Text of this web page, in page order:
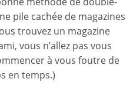
pile cachée de magazines
trouvez un magazine
vous n’allez pas vous
à vous foutre de
en temps.)